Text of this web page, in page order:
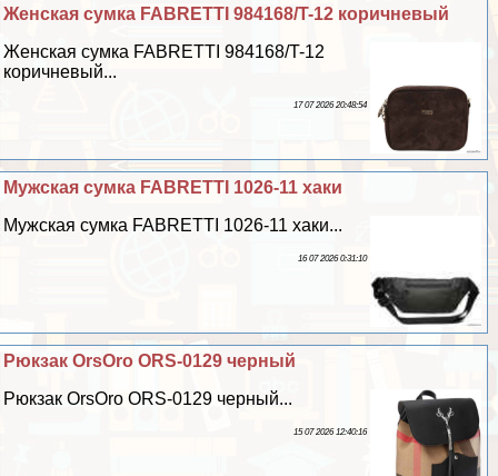
Женская сумка FABRETTI 984168/T-12 коричневый
Женская сумка FABRETTI 984168/T-12
коричневый...
17 07 2026 20:48:54
Мужская сумка FABRETTI 1026-11 хаки
Мужская сумка FABRETTI 1026-11 хаки...
16 07 2026 0:31:10
Рюкзак OrsOro ORS-0129 черный
Рюкзак OrsOro ORS-0129 черный...
15 07 2026 12:40:16